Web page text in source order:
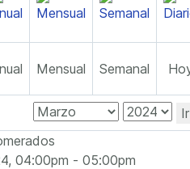
Mensual Semanal
04:00pm - 05:00pm